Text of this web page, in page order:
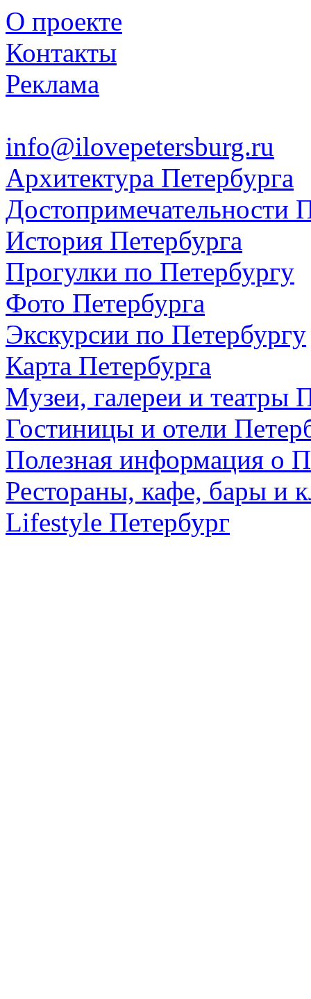
О проекте
Контакты
Реклама
info@ilovepetersburg.ru
Архитектура Петербурга
Достопримечательности
История Петербурга
Прогулки по Петербургу
Фото Петербурга
Экскурсии по Петербургу
Карта Петербурга
Музеи, галереи и театры
Гостиницы и отели
Полезная информация о
Рестораны, кафе, бары и
Lifestyle Петербург